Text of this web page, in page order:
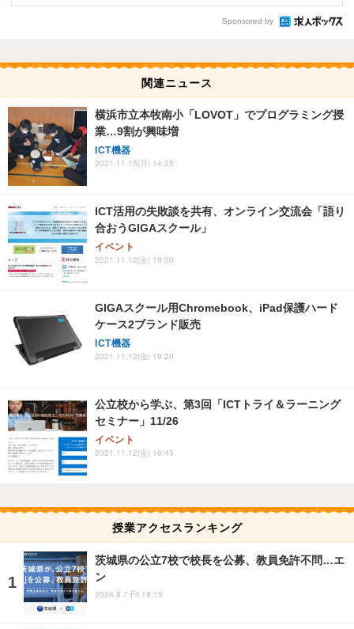
Sponsored by
関連ニュース
横浜市立本牧南小「LOVOT」でプログラミング授
業…9割が興味増
ICT機器
2021.11.15(月) 14:25
ICT活用の失敗談を共有、オンライン交流会「語り
合おうGIGAスクール」
イベント
2021.11.12(金) 19:50
GIGAスクール用Chromebook、iPad保護ハード
ケース2ブランド販売
ICT機器
2021.11.12(金) 19:20
公立校から学ぶ、第3回「ICTトライ＆ラーニング
セミナー」11/26
イベント
2021.11.12(金) 16:45
授業アクセスランキング
茨城県の公立7校で校長を公募、教員免許不問…エ
ン
2026.8.7 Fri 19:15